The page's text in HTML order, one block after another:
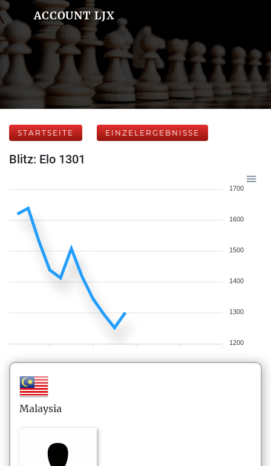
ACCOUNT LJX
STARTSEITE EINZELERGEBNISSE
Blitz: Elo 1301
1700
1600
1500
1400
1300
1200
Malaysia